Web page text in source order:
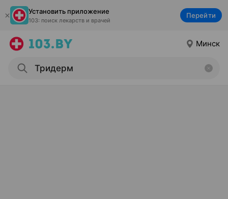
Установить приложение
103: поиск лекарств и врачей
Перейти
Минск